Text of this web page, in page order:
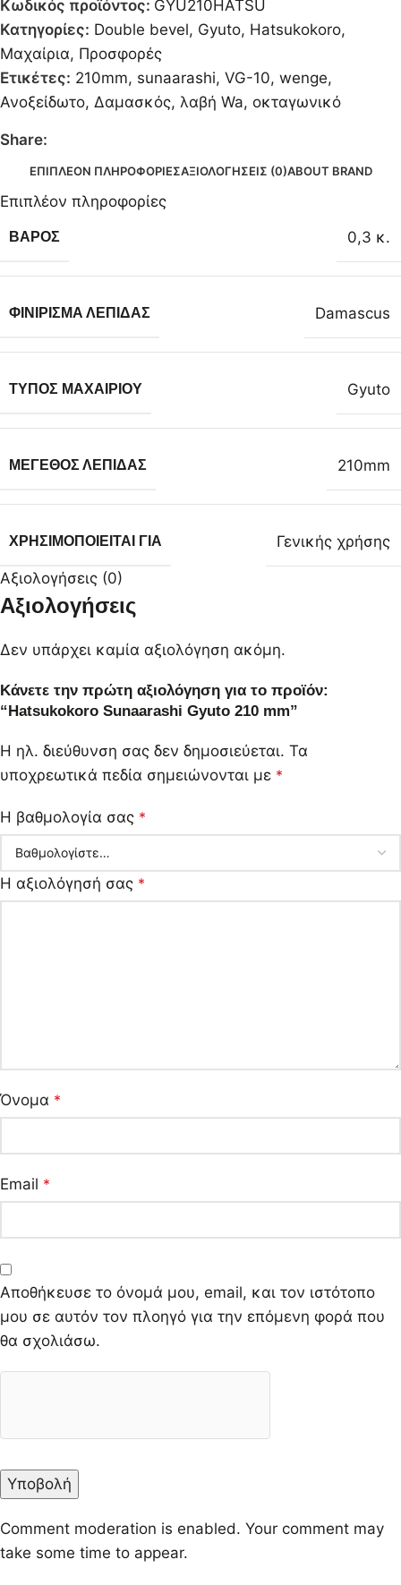
Κωδικός προϊόντος: GYU210HATSU
Κατηγορίες: Double bevel, Gyuto, Hatsukokoro,
Μαχαίρια, Προσφορές
Ετικέτες: 210mm, sunaarashi, VG-10, wenge,
Ανοξείδωτο, Δαμασκός, λαβή Wa, οκταγωνικό
Share:
ΕΠΙΠΛΈΟΝ ΠΛΗΡΟΦΟΡΊΕΣΑΞΙΟΛΟΓΉΣΕΙΣ (0)ABOUT BRAND
Επιπλέον πληροφορίες
ΒΆΡΟΣ 0,3 κ.
ΦΙΝΊΡΙΣΜΑ ΛΕΠΊΔΑΣ Damascus
ΤΎΠΟΣ ΜΑΧΑΙΡΙΟΎ Gyuto
ΜΈΓΕΘΟΣ ΛΕΠΊΔΑΣ 210mm
ΧΡΗΣΙΜΟΠΟΙΕΊΤΑΙ ΓΙΑ Γενικής χρήσης
Αξιολογήσεις (0)
Αξιολογήσεις
Δεν υπάρχει καμία αξιολόγηση ακόμη.
Κάνετε την πρώτη αξιολόγηση για το προϊόν:
“Hatsukokoro Sunaarashi Gyuto 210 mm”
Η ηλ. διεύθυνση σας δεν δημοσιεύεται. Τα
υποχρεωτικά πεδία σημειώνονται με *
Η βαθμολογία σας *
Η αξιολόγησή σας *
Όνομα *
Email *
Αποθήκευσε το όνομά μου, email, και τον ιστότοπο
μου σε αυτόν τον πλοηγό για την επόμενη φορά που
θα σχολιάσω.
Comment moderation is enabled. Your comment may
take some time to appear.